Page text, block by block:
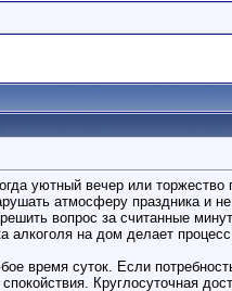
уютный вечер или
атмосферу праздника и
вопрос за считанные
на дом делает
время суток. Если
Круглосуточная